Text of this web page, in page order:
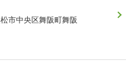
市中央区舞阪町舞阪